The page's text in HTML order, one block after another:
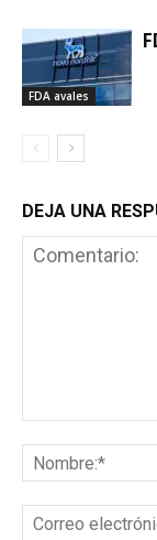
FDA avales
DEJA UNA